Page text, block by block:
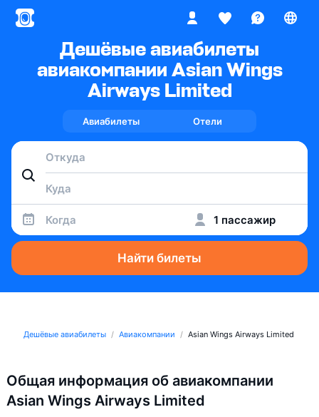
Дешёвые авиабилеты
авиакомпании Asian Wings
Airways Limited
Авиабилеты Отели
Когда 1 пассажир
Найти билеты
Дешёвые авиабилеты Авиакомпании Asian Wings Airways Limited
Общая информация об авиакомпании
Asian Wings Airways Limited